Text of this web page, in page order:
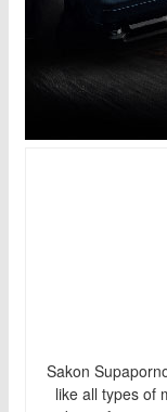
Sakon
like all types of